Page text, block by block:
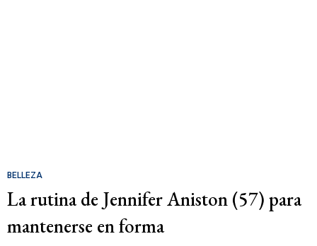
BELLEZA
La rutina de Jennifer Aniston (57) para
mantenerse en forma